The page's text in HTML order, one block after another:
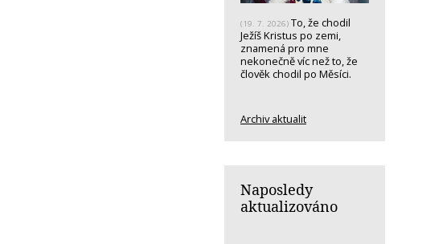
(19. 7. 2026) To, že chodil
Ježíš Kristus po zemi,
znamená pro mne
nekonečně víc než to, že
člověk chodil po Měsíci.
Archiv aktualit
Naposledy
aktualizováno